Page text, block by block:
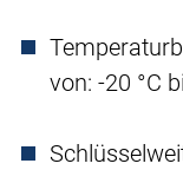
von: -20 °C